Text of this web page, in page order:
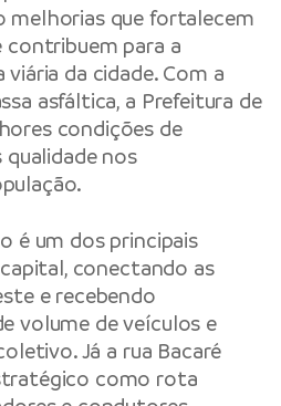
melhorias que fortalecem
contribuem para a
da cidade. Com a
asfáltica, a Prefeitura de
condições de
qualidade nos
é um dos principais
conectando as
e recebendo
volume de veículos e
Já a rua Bacaré
como rota